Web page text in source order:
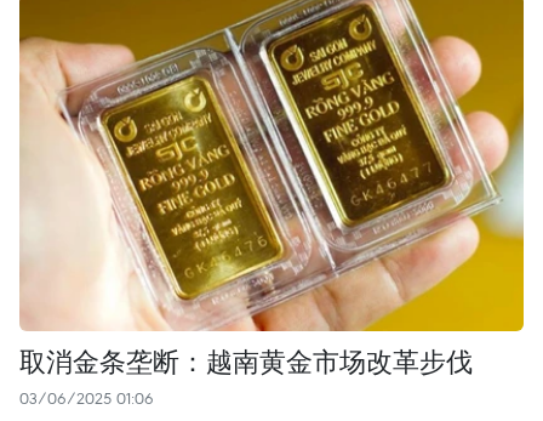
取消金条垄断：越南黄金市场改革步伐
03/06/2025 01:06